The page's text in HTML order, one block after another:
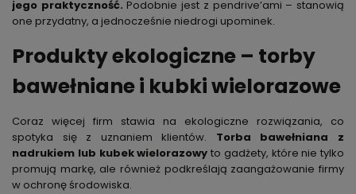
jego praktyczność. Podobnie jest z pendrive’ami – stanowią
one przydatny, a jednocześnie niedrogi upominek.
Produkty ekologiczne – torby
bawełniane i kubki wielorazowe
Coraz więcej firm stawia na ekologiczne rozwiązania, co
spotyka się z uznaniem klientów. Torba bawełniana z
nadrukiem lub kubek wielorazowy to gadżety, które nie tylko
promują markę, ale również podkreślają zaangażowanie firmy
w ochronę środowiska.